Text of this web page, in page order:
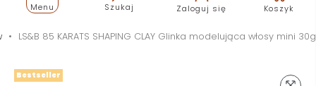
Szukaj Zaloguj się Koszyk
Menu
LS&B 85 KARATS SHAPING CLAY Glinka modelująca włosy mini 30g
Bestseller